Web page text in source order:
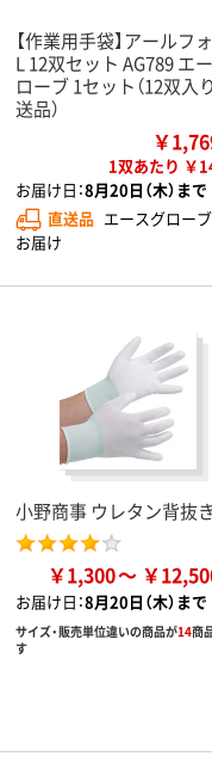
【作業用手袋】アールフ
L 12双セット AG789 エ
ローブ 1セット（12双入り
送品）
￥
1双あたり ￥
お届け日：8月20日（木）まで
直送品 エースグロー
お届け
小野商事 ウレタン背抜
￥1,300 ￥
お届け日：8月20日（木）まで
サイズ・販売単位違いの商品が14商
す